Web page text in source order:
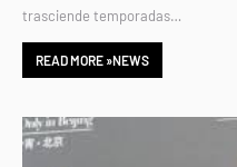
trasciende temporadas…
READ MORE »NEWS